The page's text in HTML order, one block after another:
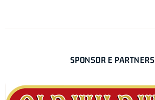
SPONSOR E PARTNERS